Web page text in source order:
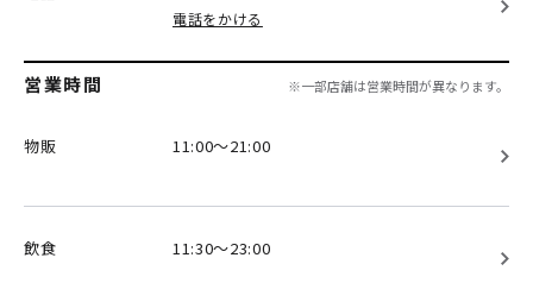
電話をかける
営業時間 ※一部店舗は営業時間が異なります。
物販 11:00～21:00
飲食 11:30～23:00